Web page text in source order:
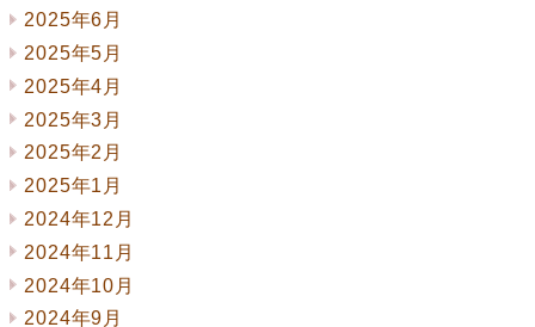
2025年6月
2025年5月
2025年4月
2025年3月
2025年2月
2025年1月
2024年12月
2024年11月
2024年10月
2024年9月